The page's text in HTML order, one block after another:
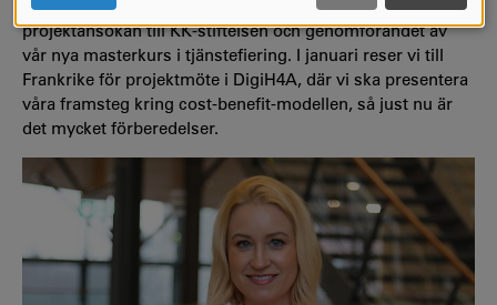
– Närmast väntar empiriinsamling i robotprojektet, en
projektansökan till KK-stiftelsen och genomförandet av
vår nya masterkurs i tjänstefiering. I januari reser vi till
Frankrike för projektmöte i DigiH4A, där vi ska presentera
våra framsteg kring cost-benefit-modellen, så just nu är
det mycket förberedelser.
COOKIES